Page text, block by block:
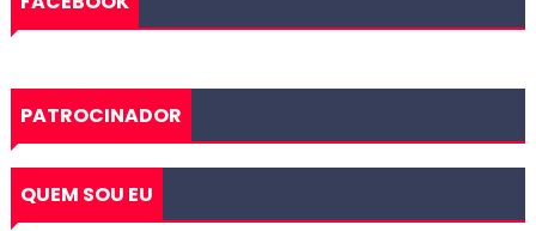
PATROCINADOR
QUEM SOU EU